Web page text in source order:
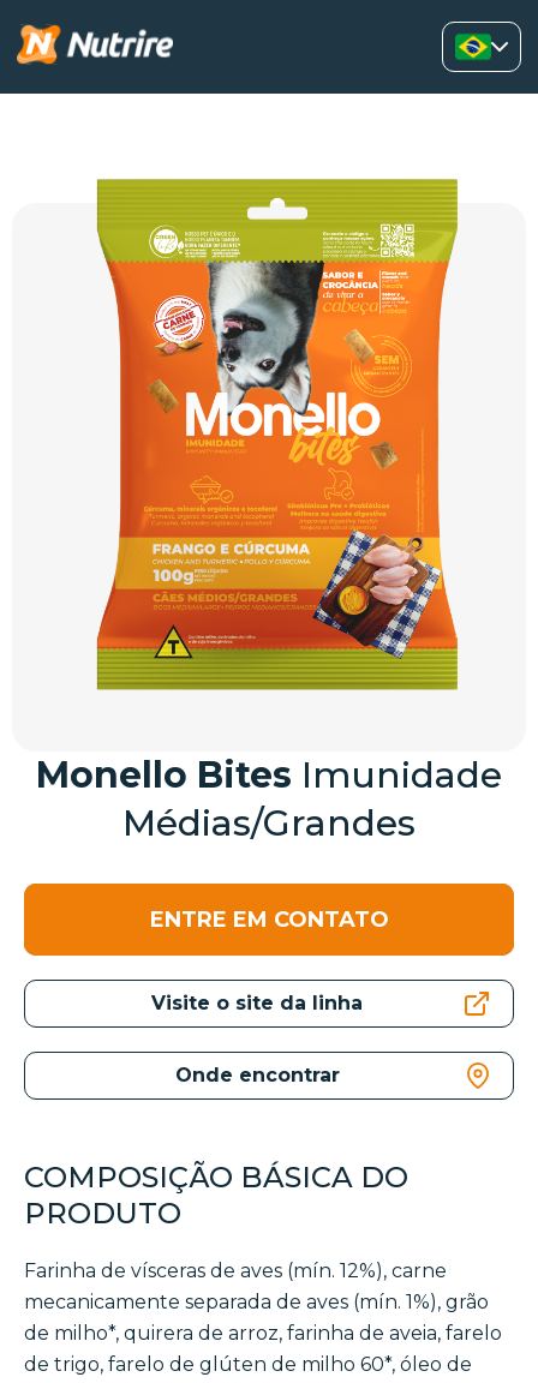
Monello Bites Imunidade
Médias/Grandes
ENTRE EM CONTATO
Visite o site da linha
Onde encontrar
COMPOSIÇÃO BÁSICA DO
PRODUTO
Farinha de vísceras de aves (mín. 12%), carne
mecanicamente separada de aves (mín. 1%), grão
de milho*, quirera de arroz, farinha de aveia, farelo
de trigo, farelo de glúten de milho 60*, óleo de